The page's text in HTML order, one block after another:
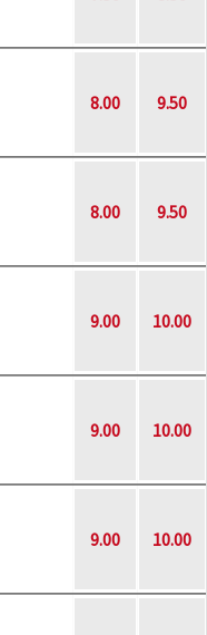
8.00 9.50
8.00 9.50
9.00 10.00
9.00 10.00
9.00 10.00